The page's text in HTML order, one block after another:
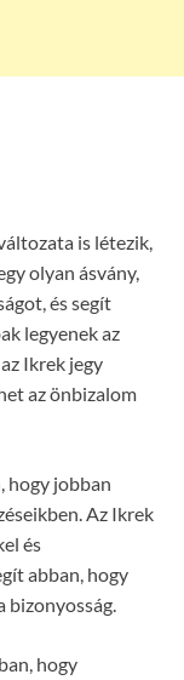
is létezik,
olyan ásvány,
és segít
legyenek az
Ikrek jegy
az önbizalom
hogy jobban
Az Ikrek
és
abban, hogy
bizonyosság.
hogy